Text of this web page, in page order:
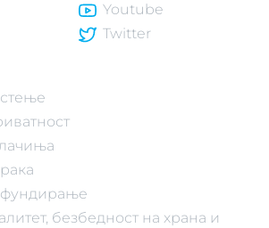
безбедност на храна и
Youtube
Twitter